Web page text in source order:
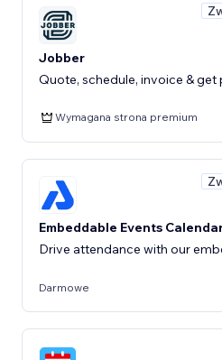
Jobber
Quote, schedule, invoice & get
Wymagana strona premium
Embeddable Events
Drive attendance with our
Darmowe